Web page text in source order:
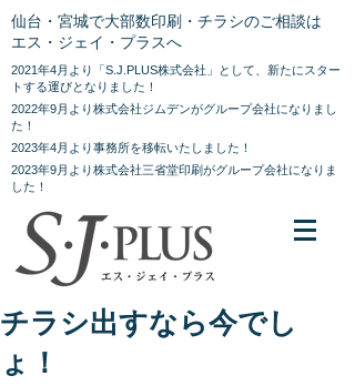
仙台・宮城で大部数印刷・チラシのご相談は
エス・ジェイ・プラスへ
2021年4月より「S.J.PLUS株式会社」として、新たにスター
トする運びとなりました！
2022年9月より株式会社ジムデンがグループ会社になりまし
た！
2023年4月より事務所を移転いたしました！
2023年9月より株式会社三省堂印刷がグループ会社になりま
した！
チラシ出すなら今でし
ょ！